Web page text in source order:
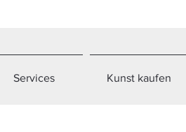
Services Kunst kaufen